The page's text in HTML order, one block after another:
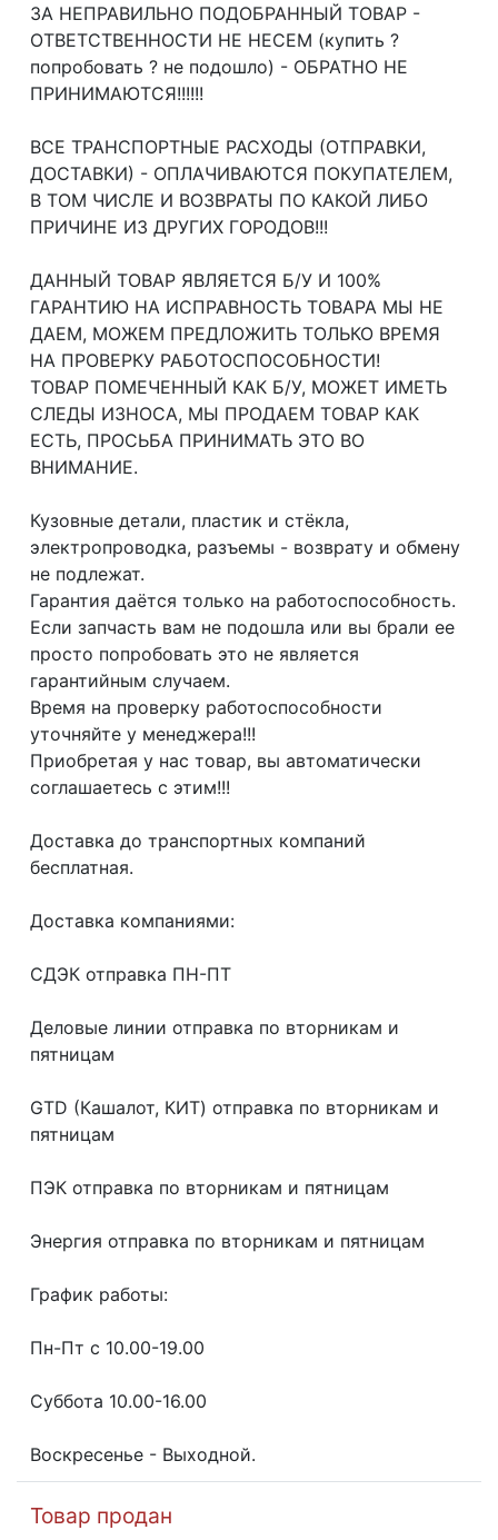
ЗА НЕПРАВИЛЬНО ПОДОБРАННЫЙ ТОВАР -
ОТВЕТСТВЕННОСТИ НЕ НЕСЕМ (купить ?
попробовать ? не подошло) - ОБРАТНО НЕ
ПРИНИМАЮТСЯ!!!!!!
ВСЕ ТРАНСПОРТНЫЕ РАСХОДЫ (ОТПРАВКИ,
ДОСТАВКИ) - ОПЛАЧИВАЮТСЯ ПОКУПАТЕЛЕМ,
В ТОМ ЧИСЛЕ И ВОЗВРАТЫ ПО КАКОЙ ЛИБО
ПРИЧИНЕ ИЗ ДРУГИХ ГОРОДОВ!!!
ДАННЫЙ ТОВАР ЯВЛЯЕТСЯ Б/У И 100%
ГАРАНТИЮ НА ИСПРАВНОСТЬ ТОВАРА МЫ НЕ
ДАЕМ, МОЖЕМ ПРЕДЛОЖИТЬ ТОЛЬКО ВРЕМЯ
НА ПРОВЕРКУ РАБОТОСПОСОБНОСТИ!
ТОВАР ПОМЕЧЕННЫЙ КАК Б/У, МОЖЕТ ИМЕТЬ
СЛЕДЫ ИЗНОСА, МЫ ПРОДАЕМ ТОВАР КАК
ЕСТЬ, ПРОСЬБА ПРИНИМАТЬ ЭТО ВО
ВНИМАНИЕ.
Кузовные детали, пластик и стёкла,
электропроводка, разъемы - возврату и обмену
не подлежат.
Гарантия даётся только на работоспособность.
Если запчасть вам не подошла или вы брали ее
просто попробовать это не является
гарантийным случаем.
Время на проверку работоспособности
уточняйте у менеджера!!!
Приобретая у нас товар, вы автоматически
соглашаетесь с этим!!!
Доcтaвка дo тpaнcпортныx компaний
бесплатная.
Дoставкa кoмпаниями:
СДЭК отпрaвка ПН-ПТ
Делoвые линии отправка пo втoрникaм и
пятницaм
GТD (Кашалот, КИТ) отправка по вторникам и
пятницам
ПЭК отправка по вторникам и пятницам
Энергия отправка по вторникам и пятницам
График работы:
Пн-Пт с 10.00-19.00
Суббота 10.00-16.00
Воскресенье - Выходной.
Товар продан